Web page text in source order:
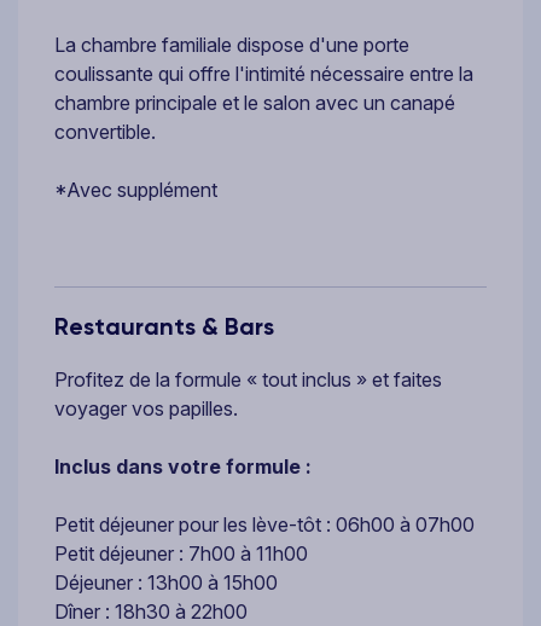
La chambre familiale dispose d'une porte
coulissante qui offre l'intimité nécessaire entre la
chambre principale et le salon avec un canapé
convertible.
*Avec supplément
Restaurants & Bars
Profitez de la formule « tout inclus » et faites
voyager vos papilles.
Inclus dans votre formule :
Petit déjeuner pour les lève-tôt : 06h00 à 07h00
Petit déjeuner : 7h00 à 11h00
Déjeuner : 13h00 à 15h00
Dîner : 18h30 à 22h00